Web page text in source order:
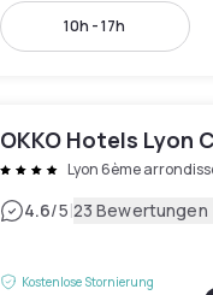
10h - 17h
OKKO Hotels Lyon
Lyon 6ème
4.6/5|23 Bewertungen
Kostenlose Stornierung